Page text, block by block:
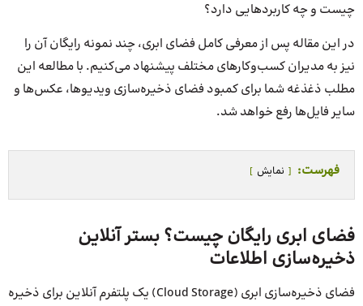
چیست و چه کاربردهایی دارد؟
در این مقاله پس از معرفی کامل فضای ابری، چند نمونه رایگان آن را
نیز به مدیران کسب‌و‌کارهای مختلف پیشنهاد می‌کنیم. با مطالعه این
مطلب ذغذغه شما برای کمبود فضای ذخیره‌سازی ویدیوها، عکس‌ها و
سایر فایل‌ها رفع خواهد شد.
فهرست: نمایش
فضای ابری رایگان چیست؟ بستر آنلاین
ذخیره‌سازی اطلاعات
فضای ذخیره‌سازی ابری (Cloud Storage) یک پلتفرم آنلاین برای ذخیره‌